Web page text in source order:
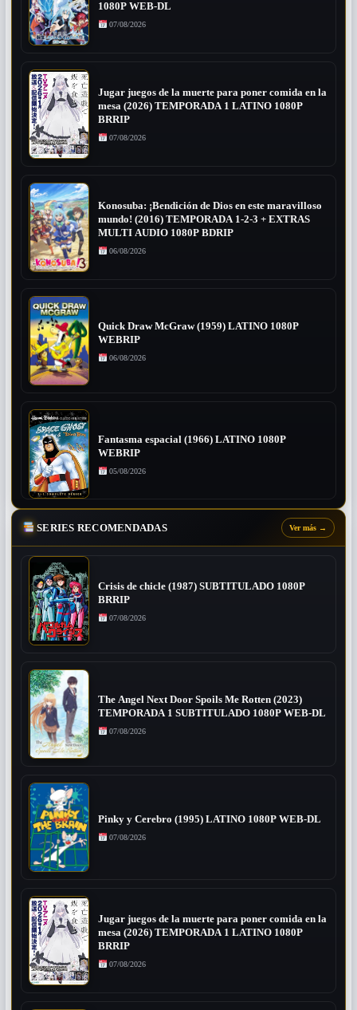
1080P WEB-DL
07/08/2026
Jugar juegos de la muerte para poner comida en la
mesa (2026) TEMPORADA 1 LATINO 1080P
BRRIP
07/08/2026
Konosuba: ¡Bendición de Dios en este maravilloso
mundo! (2016) TEMPORADA 1-2-3 + EXTRAS
MULTI AUDIO 1080P BDRIP
06/08/2026
Quick Draw McGraw (1959) LATINO 1080P
WEBRIP
06/08/2026
Fantasma espacial (1966) LATINO 1080P
WEBRIP
05/08/2026
SERIES RECOMENDADAS Ver más →
Crisis de chicle (1987) SUBTITULADO 1080P
BRRIP
07/08/2026
The Angel Next Door Spoils Me Rotten (2023)
TEMPORADA 1 SUBTITULADO 1080P WEB-DL
07/08/2026
Pinky y Cerebro (1995) LATINO 1080P WEB-DL
07/08/2026
Jugar juegos de la muerte para poner comida en la
mesa (2026) TEMPORADA 1 LATINO 1080P
BRRIP
07/08/2026